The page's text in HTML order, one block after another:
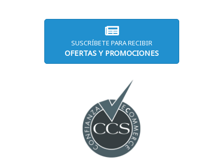
SUSCRÍBETE PARA RECIBIR
OFERTAS Y PROMOCIONES